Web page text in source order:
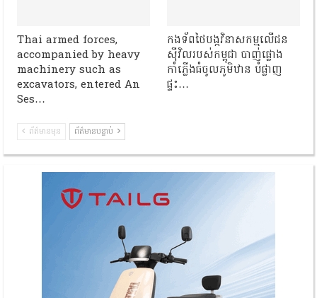
Thai armed forces,
accompanied by heavy
machinery such as
excavators, entered An
Ses…
កងទ័ពថៃបង្កវិនាសកម្មលើជន
ស៊ីវិលរបស់កម្ពុជា បាញ់ផ្លោង
កាំភ្លើងធំចូលភូមិឋាន បំផ្លាញ
ផ្ទះ…
ព័ត៌មានមុន ព័ត៌មានបន្ទាប់